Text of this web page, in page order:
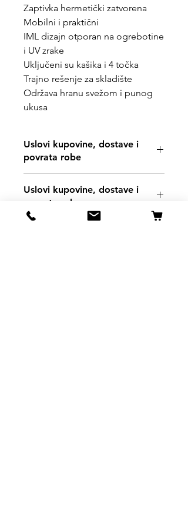
Zaptivka hermetički zatvorena
Mobilni i praktični
IML dizajn otporan na ogrebotine
i UV zrake
Uključeni su kašika i 4 točka
Trajno rešenje za skladište
Održava hranu svežom i punog
ukusa
Uslovi kupovine, dostave i
povrata robe
m/shipping-and-returns
Uslovi kupovine, dostave i
povrata robe
https://www.svetljubimacasubotica.co